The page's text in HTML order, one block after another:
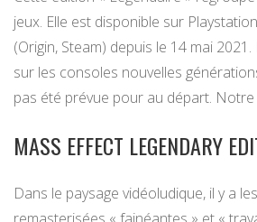
jeux. Elle est disponible sur
(Origin, Steam) depuis le 14 mai
sur les consoles nouvelles
pas été prévue pour au départ. Notre
MASS EFFECT LEGENDARY
Dans le paysage vidéoludique, il y a
remasterisées « fainéantes » et «